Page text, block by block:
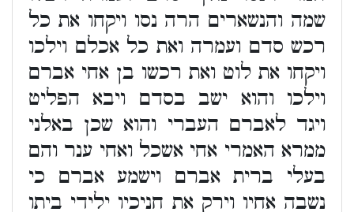
שמה והנשארים הרה נסו ויקחו את כל
רכש סדם ועמרה ואת כל אכלם וילכו
ויקחו את לוט ואת רכשו בן אחי אברם
וילכו והוא ישב בסדם ויבא הפליט
ויגד לאברם העברי והוא שכן באלני
ממרא האמרי אחי אשכל ואחי ענר והם
בעלי ברית אברם וישמע אברם כי
נשבה אחיו וירק את חניכיו ילידי ביתו